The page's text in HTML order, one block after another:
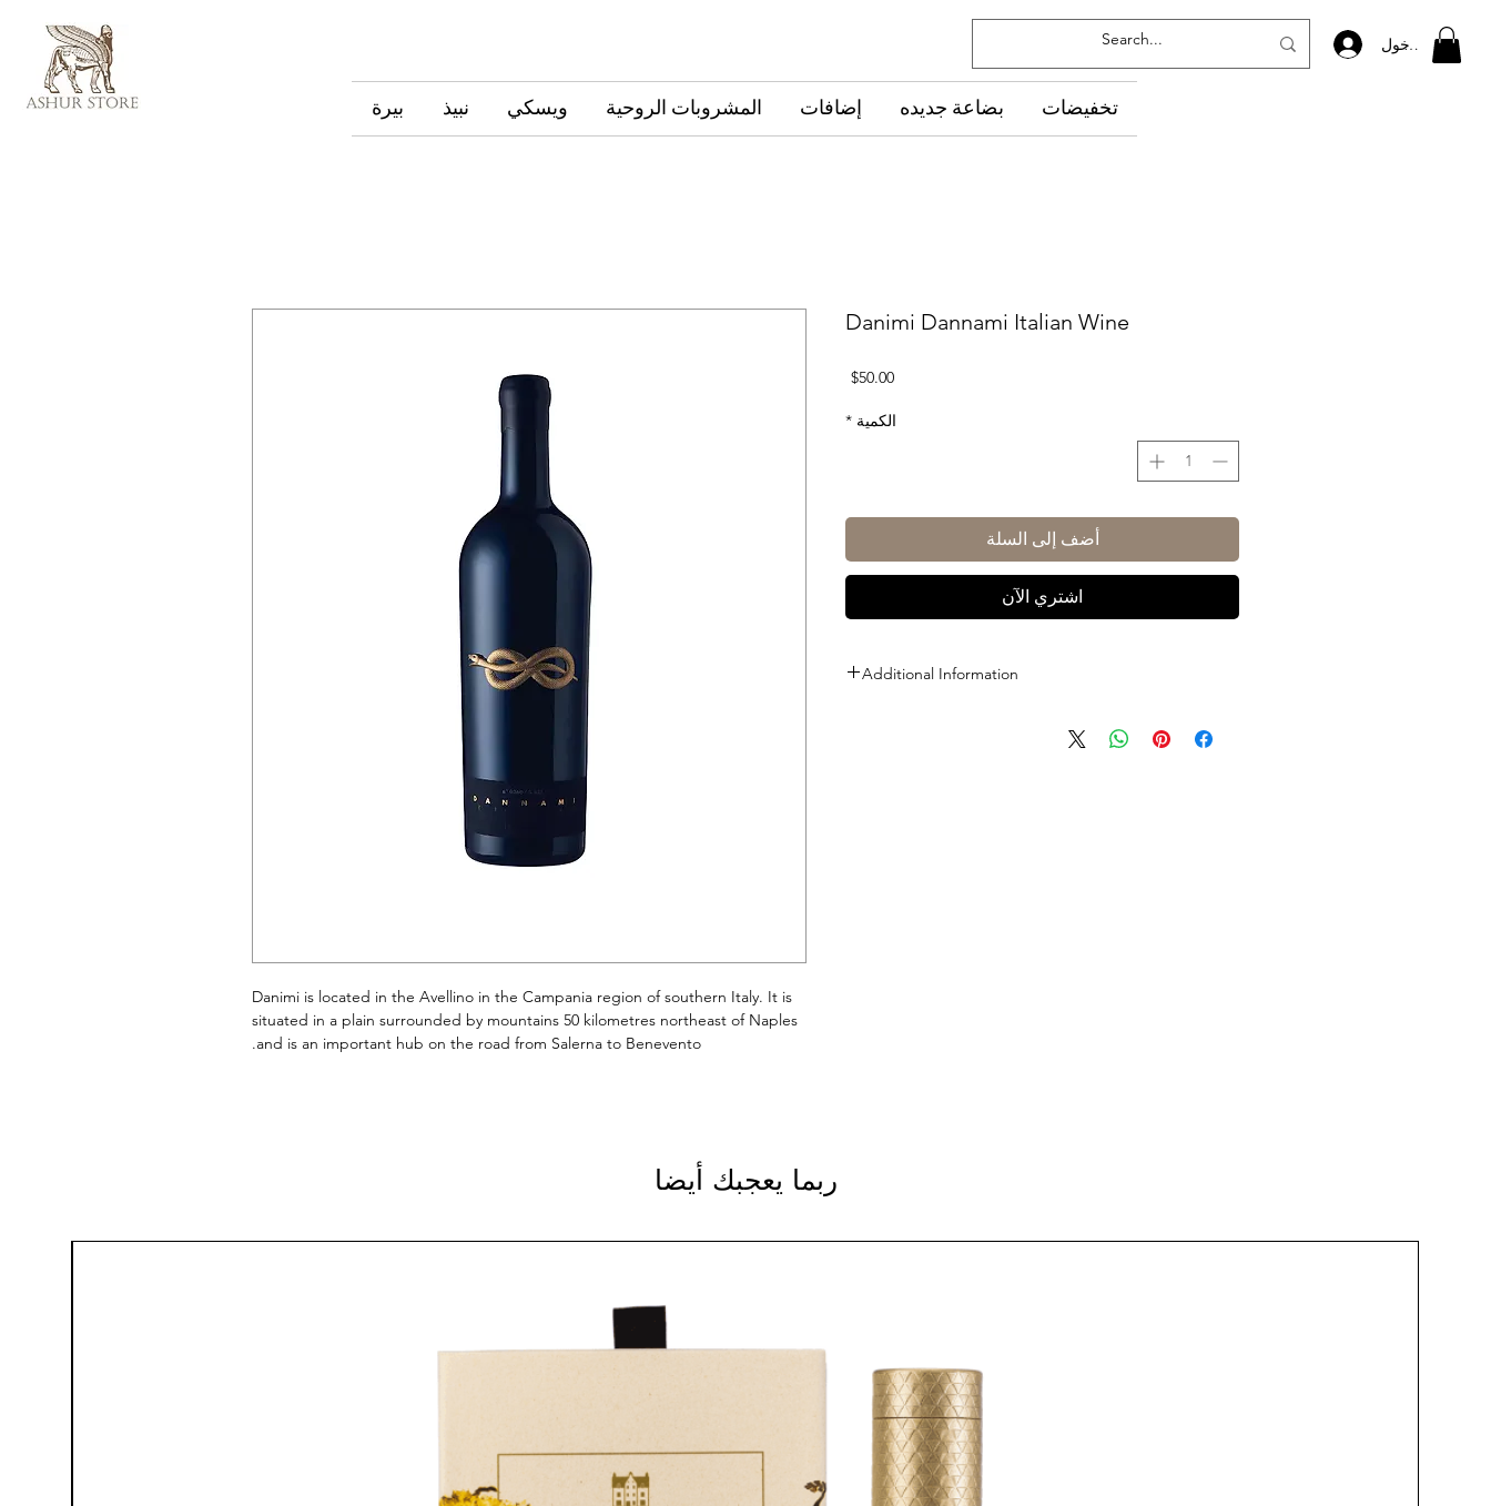
تسجيل الدخول
بيرة نبيذ ويسكي المشروبات الروحية إضافات ‏بضاعة جديده تخفيضات
Danimi is located in the Avellino in the Campania region of southern Italy. It is
situated in a plain surrounded by mountains 50 kilometres northeast of Naples
and is an important hub on the road from Salerna to Benevento.
Danimi Dannami Italian Wine
$50.00السعر
الكمية *
أضف إلى السلة
اشتري الآن
Additional Information
ربما يعجبك أيضا